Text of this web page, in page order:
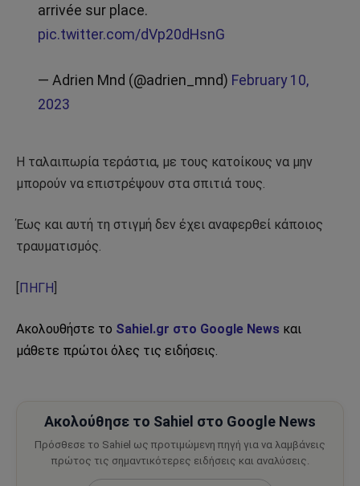
arrivée sur place.
pic.twitter.com/dVp20dHsnG
— Adrien Mnd (@adrien_mnd) February 10,
2023
Η ταλαιπωρία τεράστια, με τους κατοίκους να μην
μπορούν να επιστρέψουν στα σπιτιά τους.
Έως και αυτή τη στιγμή δεν έχει αναφερθεί κάποιος
τραυματισμός.
ΠΗΓΗ
Ακολουθήστε το Sahiel.gr στο Google News και
μάθετε πρώτοι όλες τις ειδήσεις.
Ακολούθησε το Sahiel στο Google News
Πρόσθεσε το Sahiel ως προτιμώμενη πηγή για να λαμβάνεις
πρώτος τις σημαντικότερες ειδήσεις και αναλύσεις.